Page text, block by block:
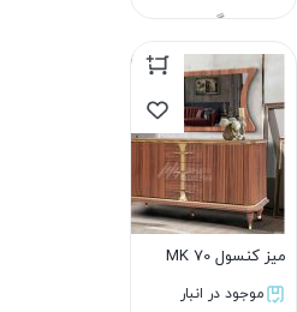
بگیرید
میز کنسول MK 70
موجود در انبار